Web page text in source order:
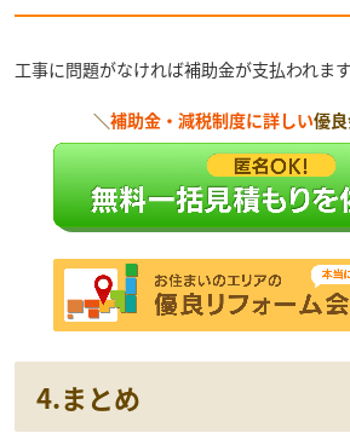
工事に問題がなければ補助金が支払われます
＼補助金・減税制度に詳しい優
4.まとめ